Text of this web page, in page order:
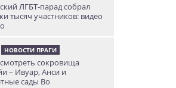
ЛГБТ-парад собрал
тысяч участников: видео
НОВОСТИ ПРАГИ
сокровища
– Ивуар, Анси и
сады Во